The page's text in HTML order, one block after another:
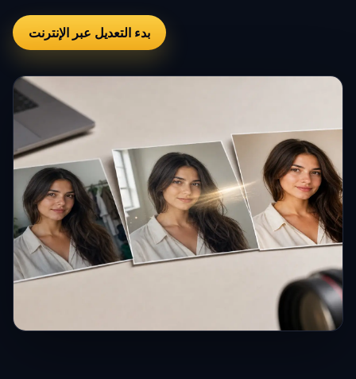
بدء التعديل عبر الإنترنت